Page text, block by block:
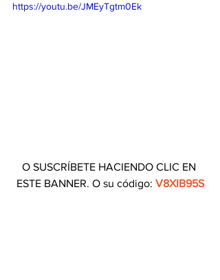
https://youtu.be/JMEyTgtm0Ek
O SUSCRÍBETE HACIENDO CLIC EN
ESTE BANNER. O su código: V8XIB95S